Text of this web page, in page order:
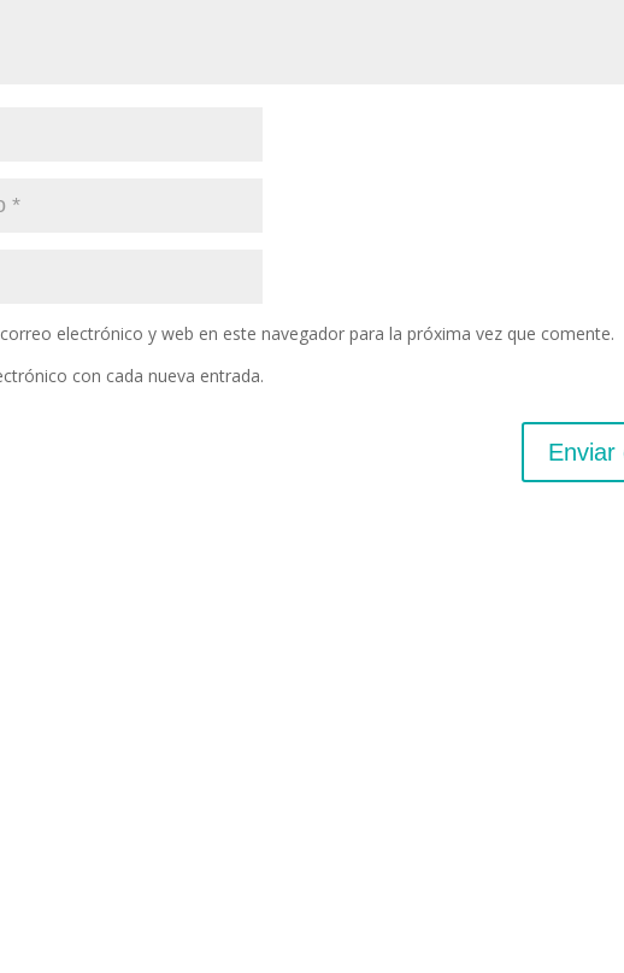
electrónico y web en este navegador para la próxima vez que comente.
con cada nueva entrada.